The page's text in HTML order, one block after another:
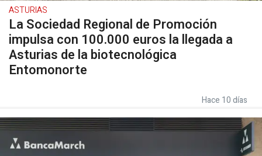
ASTURIAS
La Sociedad Regional de Promoción
impulsa con 100.000 euros la llegada a
Asturias de la biotecnológica
Entomonorte
Hace 10 días